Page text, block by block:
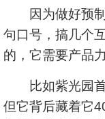
因为做好预制
句口号，搞几个
的，它需要产品
比如紫光园首
但它背后藏着它